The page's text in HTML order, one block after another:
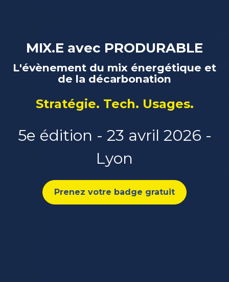
MIX.E avec PRODURABLE
L'évènement du mix énergétique et
de la décarbonation
Stratégie. Tech. Usages.
5e édition - 23 avril 2026 -
Lyon
Prenez votre badge gratuit